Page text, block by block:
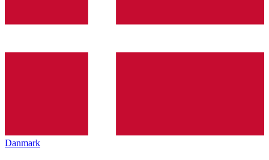
Danmark